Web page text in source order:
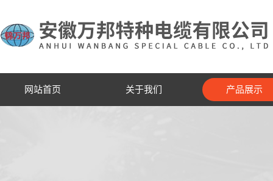
网站首页 关于我们 产品展示